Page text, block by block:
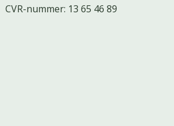
CVR-nummer: 13 65 46 89